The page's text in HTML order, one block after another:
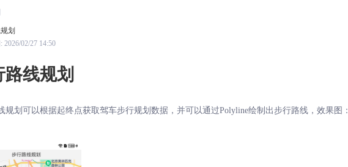
划
2026/02/27 14:50
路线规划
规划可以根据起终点获取驾车步行规划数据，并可以通过Polyline绘制出步行路线，效果图：